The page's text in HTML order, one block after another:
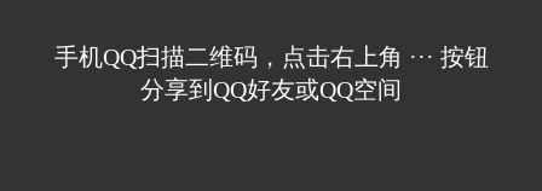
手机QQ扫描二维码，点击右上角 ··· 按钮
分享到QQ好友或QQ空间